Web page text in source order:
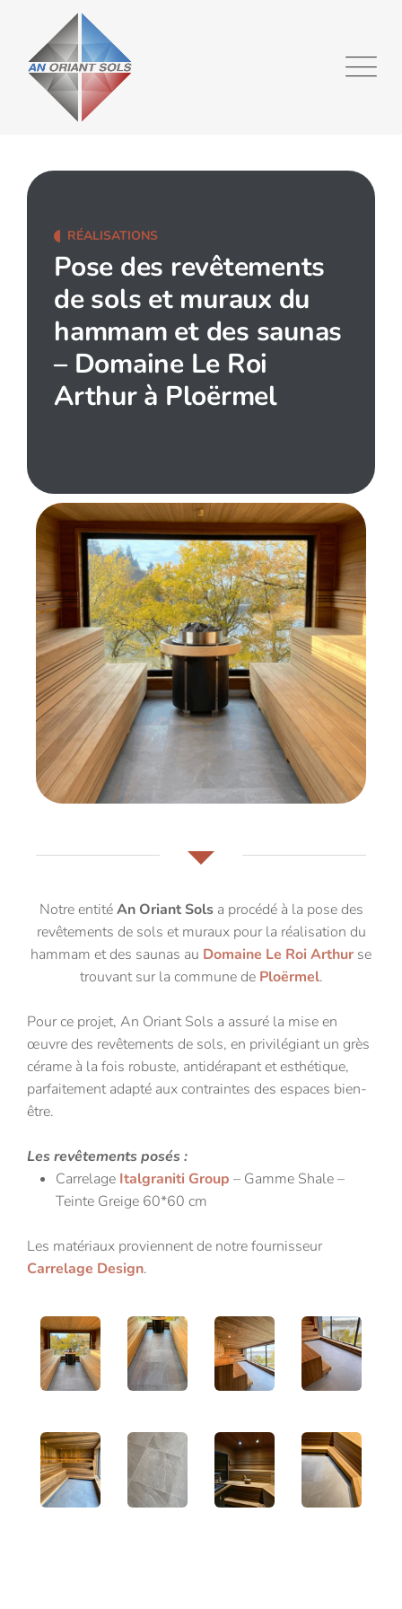
RÉALISATIONS
Pose des revêtements
de sols et muraux du
hammam et des saunas
– Domaine Le Roi
Arthur à Ploërmel
Notre entitéAn Oriant Solsa procédé à la pose des
revêtements de sols et muraux pour la réalisation du
hammam et des saunas au Domaine Le Roi Arthur se
trouvant sur la commune de Ploërmel.
Pour ce projet, An Oriant Sols a assuré la mise en
œuvre des revêtements de sols, en privilégiant un grès
cérame à la fois robuste, antidérapant et esthétique,
parfaitement adapté aux contraintes des espaces bien-
être.
Les revêtements posés :
Carrelage Italgraniti Group – Gamme Shale –
Teinte Greige 60*60 cm
Les matériaux proviennent de notre fournisseur
Carrelage Design.